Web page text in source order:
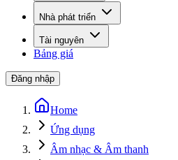
Nhà phát triển
Tài nguyên
Bảng giá
Đăng nhập
Home
Ứng dụng
Âm nhạc & Âm thanh